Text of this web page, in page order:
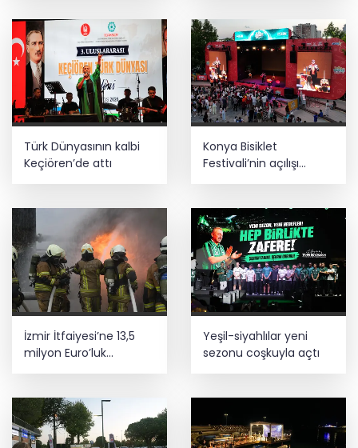
Türk Dünyasının kalbi
Keçiören’de attı
Konya Bisiklet
Festivali’nin açılışı
coşkuyla gerçekleşti
İzmir İtfaiyesi’ne 13,5
milyon Euro’luk
Yeşil-siyahlılar yeni
sezonu coşkuyla açtı